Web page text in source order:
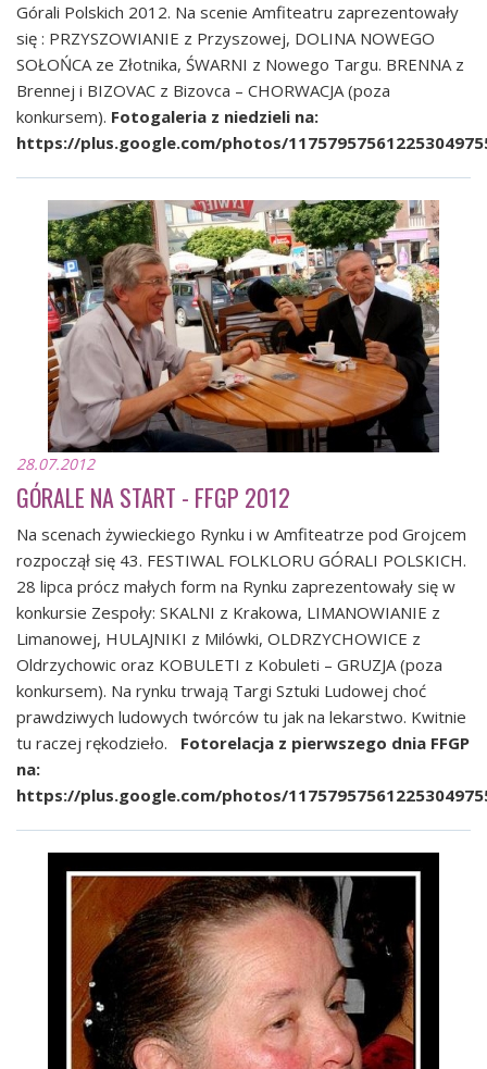
Górali Polskich 2012. Na scenie Amfiteatru zaprezentowały
się : PRZYSZOWIANIE z Przyszowej, DOLINA NOWEGO
SOŁOŃCA ze Złotnika, ŚWARNI z Nowego Targu. BRENNA z
Brennej i BIZOVAC z Bizovca – CHORWACJA (poza
konkursem). Fotogaleria z niedzieli na:
https://plus.google.com/photos/
28.07.2012
GÓRALE NA START - FFGP 2012
Na scenach żywieckiego Rynku i w Amfiteatrze pod Grojcem
rozpoczął się 43. FESTIWAL FOLKLORU GÓRALI POLSKICH.
28 lipca prócz małych form na Rynku zaprezentowały się w
konkursie Zespoły: SKALNI z Krakowa, LIMANOWIANIE z
Limanowej, HULAJNIKI z Milówki, OLDRZYCHOWICE z
Oldrzychowic oraz KOBULETI z Kobuleti – GRUZJA (poza
konkursem). Na rynku trwają Targi Sztuki Ludowej choć
prawdziwych ludowych twórców tu jak na lekarstwo. Kwitnie
tu raczej rękodzieło. Fotorelacja z pierwszego dnia FFGP
na:
https://plus.google.com/photos/